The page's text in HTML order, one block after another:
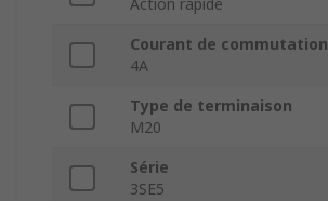
Action rapide
Courant de commutation
4A
Type de terminaison
M20
Série
3SE5